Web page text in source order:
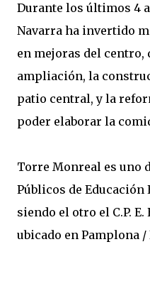
Durante los últimos 4
Navarra ha invertido
en mejoras del centro,
ampliación, la
patio central, y la
poder elaborar la
Torre Monreal es uno
Públicos de Educación
siendo el otro el C.P.
ubicado en Pamplona /